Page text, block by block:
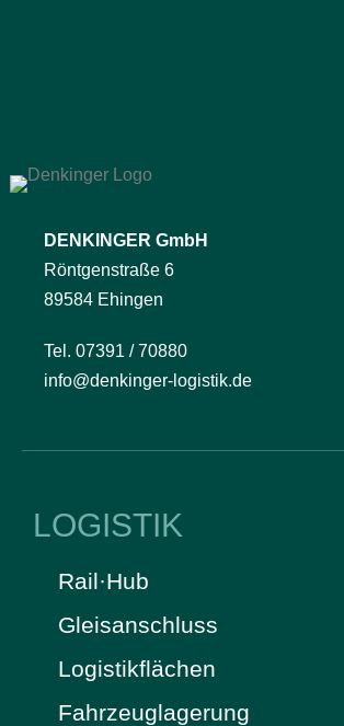
DENKINGER GmbH
Röntgenstraße 6
89584 Ehingen
Tel. 07391 / 70880
info@denkinger-logistik.de
LOGISTIK
Rail·Hub
Gleisanschluss
Logistikflächen
Fahrzeuglagerung